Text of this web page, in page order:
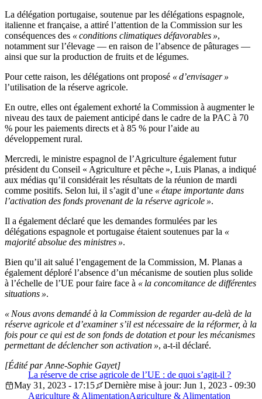
La délégation portugaise, soutenue par les délégations espagnole,
italienne et française, a attiré l’attention de la Commission sur les
conséquences des « conditions climatiques défavorables »,
notamment sur l’élevage — en raison de l’absence de pâturages —
ainsi que sur la production de fruits et de légumes.
Pour cette raison, les délégations ont proposé « d’envisager »
l’utilisation de la réserve agricole.
En outre, elles ont également exhorté la Commission à augmenter le
niveau des taux de paiement anticipé dans le cadre de la PAC à 70
% pour les paiements directs et à 85 % pour l’aide au
développement rural.
Mercredi, le ministre espagnol de l’Agriculture également futur
président du Conseil « Agriculture et pêche », Luis Planas, a indiqué
aux médias qu’il considérait les résultats de la réunion de mardi
comme positifs. Selon lui, il s’agit d’une « étape importante dans
l’activation des fonds provenant de la réserve agricole ».
Il a également déclaré que les demandes formulées par les
délégations espagnole et portugaise étaient soutenues par la «
majorité absolue des ministres ».
Bien qu’il ait salué l’engagement de la Commission, M. Planas a
également déploré l’absence d’un mécanisme de soutien plus solide
à l’échelle de l’UE pour faire face à « la concomitance de différentes
situations ».
« Nous avons demandé à la Commission de regarder au-delà de la
réserve agricole et d’examiner s’il est nécessaire de la réformer, à la
fois pour ce qui est de son fonds de dotation et pour les mécanismes
permettant de déclencher son activation », a-t-il déclaré.
La réserve de crise agricole de l’UE : de quoi s’agit-il ?
[Édité par Anne-Sophie Gayet]
May 31, 2023 - 17:15
Dernière mise à jour: Jun 1, 2023 - 09:30
Agriculture & AlimentationAgriculture & Alimentation